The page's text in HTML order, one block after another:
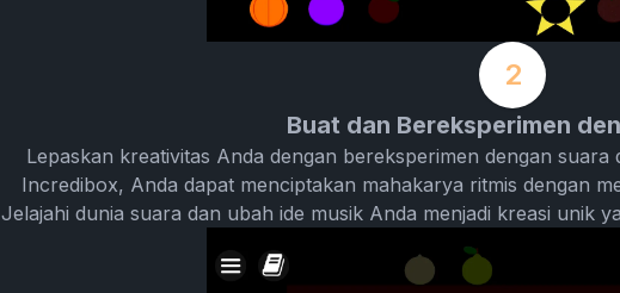
2
Buat dan Bereksperimen
Lepaskan kreativitas Anda dengan bereksperimen dengan
Incredibox, Anda dapat menciptakan mahakarya ritmis dengan
Jelajahi dunia suara dan ubah ide musik Anda menjadi kreasi unik